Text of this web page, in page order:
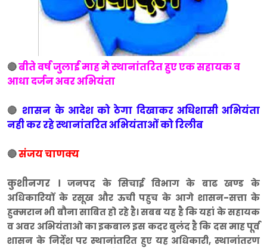
🔴बीते वर्ष जुलाई माह मे स्थानांतरित हुए एक सहायक व
आधा दर्जन अवर अभियंता
🔴 शासन के आदेश को ठेगा दिखाकर अधिशासी अभियंता
नही कर रहे स्थानांतरित अभियंताओं को रिलीब
🔴संजय चाणक्य
कुशीनगर ।जनपद के सिचाई विभाग के बाढ खण्ड के
अधिकारियों के रसूख और ऊची पहुच के आगे शासन-सत्ता के
हुक्मरान भी बौना साबित हो रहे है। सबब यह है कि यहां के सहायक
व अवर अभियंताओ का इकबाल इस कदर बुलंद है कि दस माह पूर्व
शासन के निर्देश पर स्थानांतरित हुए यह अधिकारी, स्थानांतरण